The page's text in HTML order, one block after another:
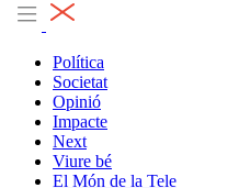
Política
Societat
Opinió
Impacte
Next
Viure bé
El Món de la Tele